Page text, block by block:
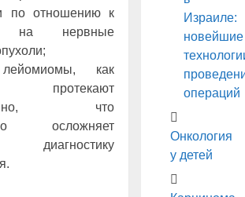
по отношению к
на нервные
как
протекают
что
осложняет
Израиле:
новейшие
операций
Онкология
у детей